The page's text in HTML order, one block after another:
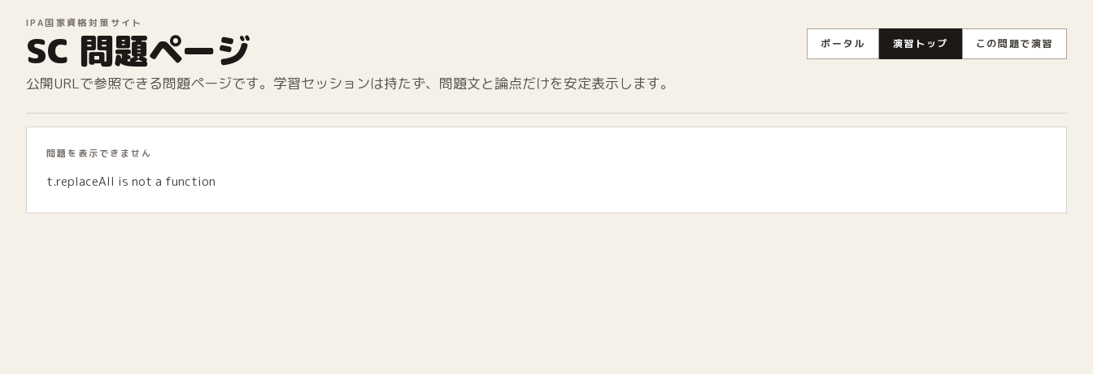
IPA国家資格対策サイト
SC 問題ページ ポータル 演習トップ この問題で演習
公開URLで参照できる問題ページです。学習セッションは持たず、問題文と論点だけを安定表示します。
問題を表示できません
t.replaceAll is not a function